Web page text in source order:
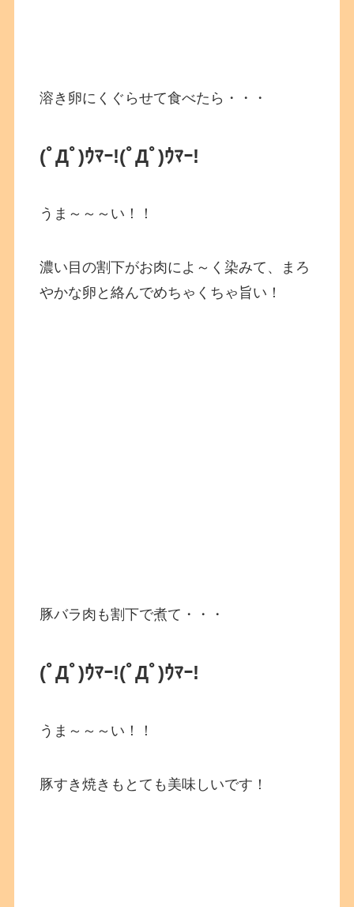
溶き卵にくぐらせて食べたら・・・
(ﾟДﾟ)ｳﾏｰ!(ﾟДﾟ)ｳﾏｰ!
うま～～～い！！
濃い目の割下がお肉によ～く染みて、まろ
やかな卵と絡んでめちゃくちゃ旨い！
豚バラ肉も割下で煮て・・・
(ﾟДﾟ)ｳﾏｰ!(ﾟДﾟ)ｳﾏｰ!
うま～～～い！！
豚すき焼きもとても美味しいです！